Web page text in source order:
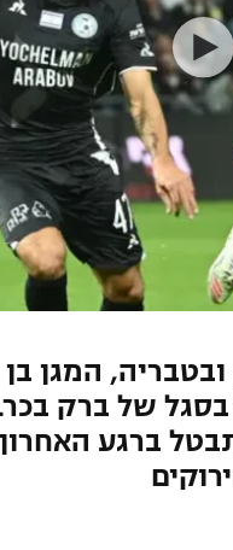
של ברק בכר.
ברגע